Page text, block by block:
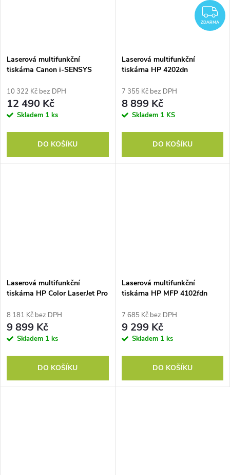
Laserová multifunkční
tiskárna Canon i-SENSYS
10 322 Kč bez DPH
12 490 Kč
Skladem 1 ks
DO KOŠÍKU
ZDARMA
Laserová multifunkční
tiskárna HP 4202dn
7 355 Kč bez DPH
8 899 Kč
Skladem 1 KS
DO KOŠÍKU
Laserová multifunkční
tiskárna HP Color LaserJet Pro
8 181 Kč bez DPH
9 899 Kč
Skladem 1 ks
DO KOŠÍKU
Laserová multifunkční
tiskárna HP MFP 4102fdn
7 685 Kč bez DPH
9 299 Kč
Skladem 1 ks
DO KOŠÍKU